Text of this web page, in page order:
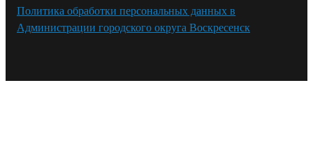
Политика обработки персональных данных в
Администрации городского округа Воскресенск